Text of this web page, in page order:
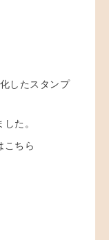
したスタンプ
た。
こちら